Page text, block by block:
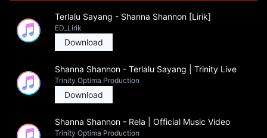
Terlalu Sayang - Shanna Shannon [Lirik]
ED_Lirik
Download
Shanna Shannon - Terlalu Sayang | Trinity Live
Trinity Optima Production
Download
Shanna Shannon - Rela | Official Music Video
Trinity Optima Production